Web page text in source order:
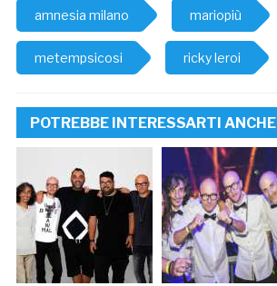
amnesia milano mariopiù
metempsicosi ricky leroi
POTREBBE INTERESSARTI ANCHE